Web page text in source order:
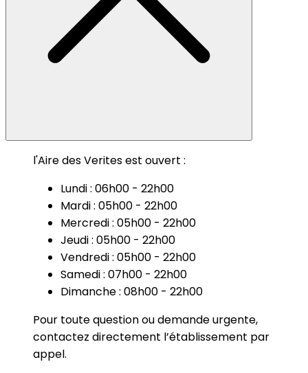
l'Aire des Verites est ouvert :
Lundi : 06h00 - 22h00
Mardi : 05h00 - 22h00
Mercredi : 05h00 - 22h00
Jeudi : 05h00 - 22h00
Vendredi : 05h00 - 22h00
Samedi : 07h00 - 22h00
Dimanche : 08h00 - 22h00
Pour toute question ou demande urgente,
contactez directement l’établissement par
appel.